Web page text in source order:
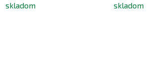
skladom skladom